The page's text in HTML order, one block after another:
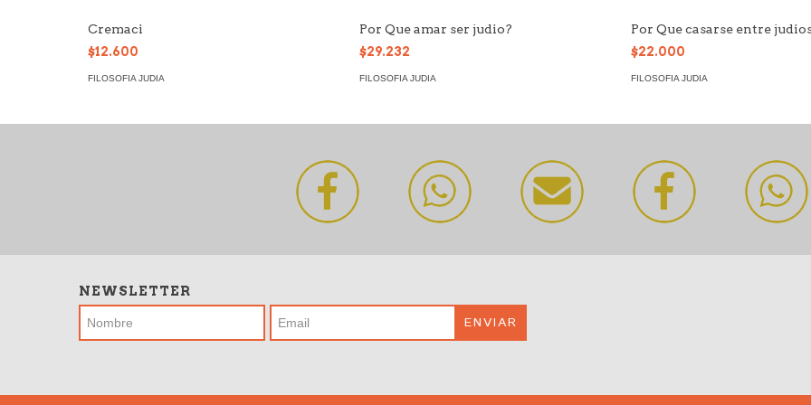
Cremaci
$12.600
FILOSOFIA JUDIA
Por Que amar ser judio?
$29.232
FILOSOFIA JUDIA
Por Que casarse entre
$22.000
FILOSOFIA JUDIA
NEWSLETTER